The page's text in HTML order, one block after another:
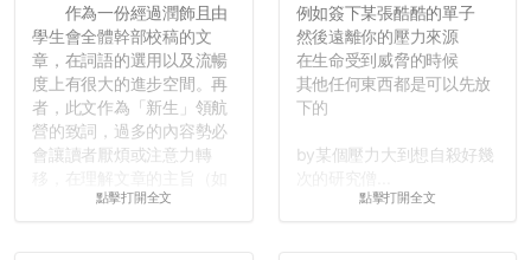
作為一份經過潤飾且由
學生會全體幹部校稿的文
章，在詞語的選用以及流暢
度上有很大的進步空間。再
者，此文作為「新生」領航
營的致詞，過多的內容勢必
會讓讀者厭煩或注意力轉
果有的話）前就失去興趣。
點擊打開全文
例如簽下某張酷酷的單子
然後遠離你的壓力來源
在生命受到威脅的時候
其他任何東西都是可以先放
下的
by某個壓力大到想自殺好幾
點擊打開全文